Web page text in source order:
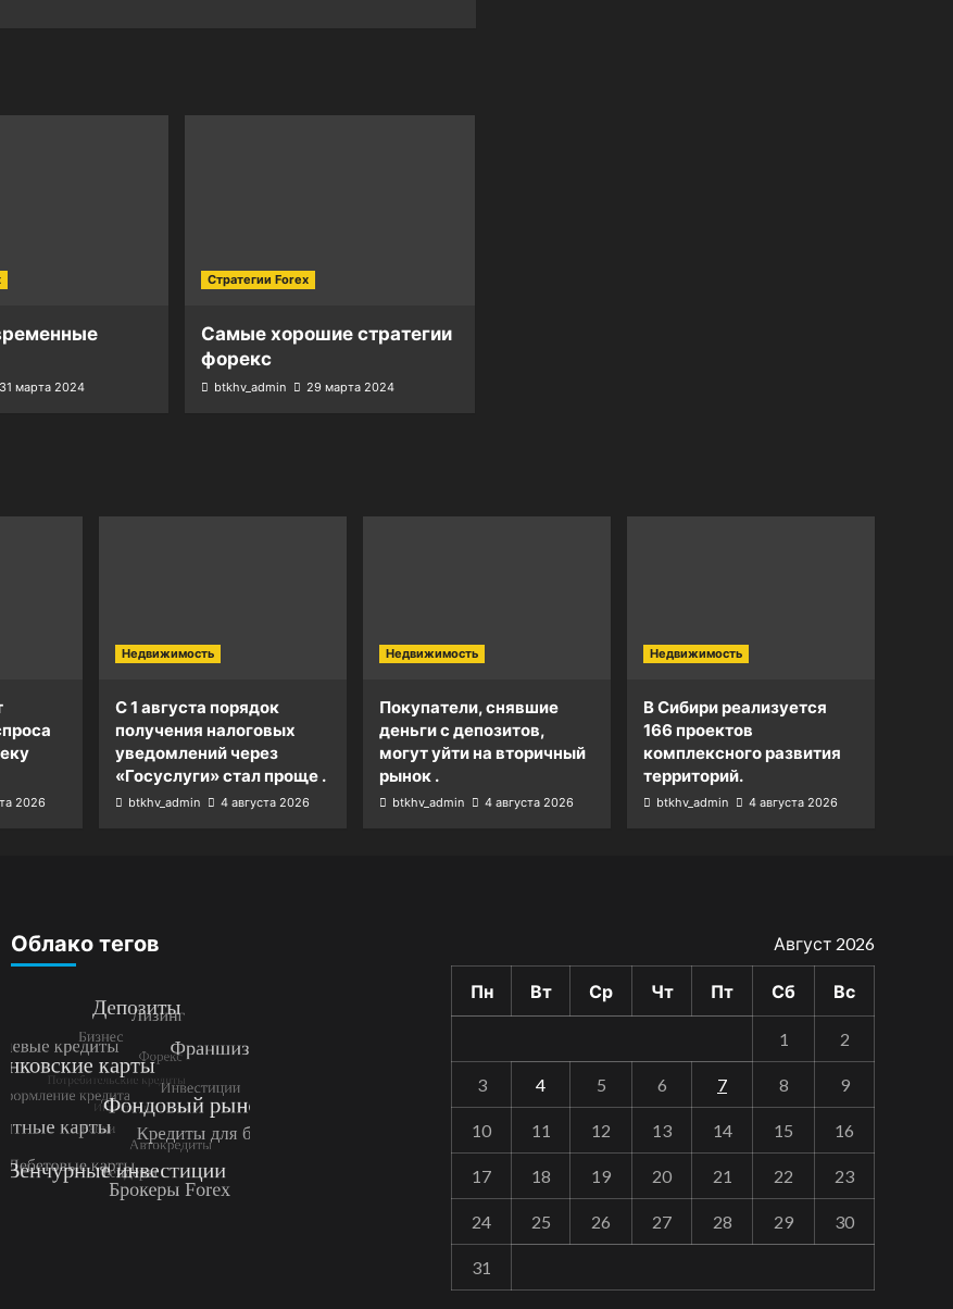
31 марта 2024
Стратегии Forex
Самые хорошие стратегии
форекс
btkhv_admin 29 марта 2024
2026
Недвижимость
С 1 августа порядок
получения налоговых
уведомлений через
«Госуслуги» стал проще .
btkhv_admin 4 августа 2026
Недвижимость
Покупатели, снявшие
деньги с депозитов,
могут уйти на вторичный
рынок .
btkhv_admin 4 августа 2026
Недвижимость
В Сибири реализуется
166 проектов
комплексного развития
территорий.
btkhv_admin 4 августа 2026
Облако тегов Август 2026
Пн Вт Ср Чт Пт Сб Вс
1 2
3 4 5 6 7 8 9
10 11 12 13 14 15 16
17 18 19 20 21 22 23
24 25 26 27 28 29 30
31